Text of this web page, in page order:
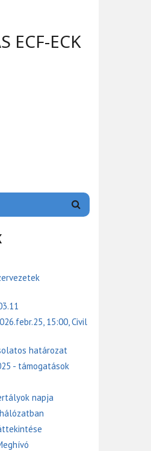
ECF-ECK
15:00, Civil
határozat
- támogatások
napja